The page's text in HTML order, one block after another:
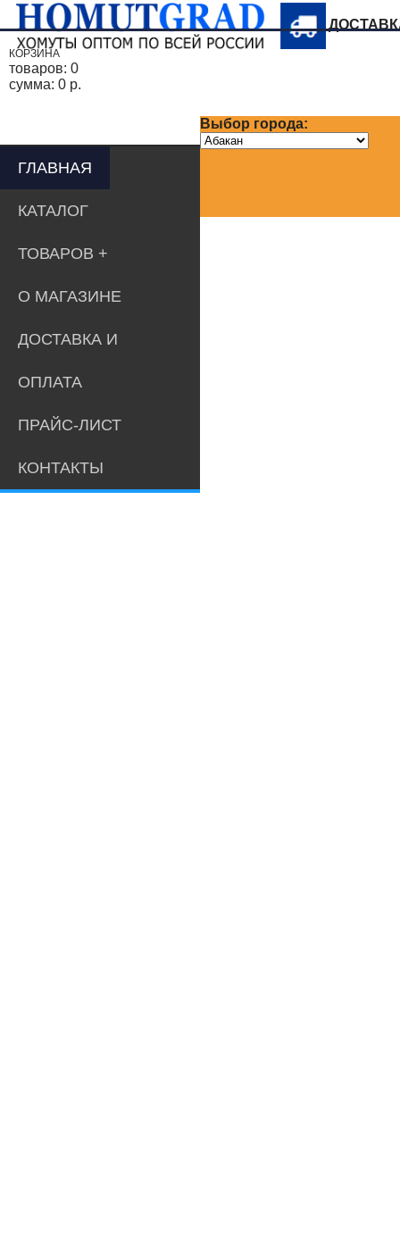
Выбор города:
КОРЗИНА
товаров: 0
сумма: 0 р.
ГЛАВНАЯ
КАТАЛОГ
ТОВАРОВ
О МАГАЗИНЕ
ДОСТАВКА И
ОПЛАТА
ПРАЙС-ЛИСТ
КОНТАКТЫ